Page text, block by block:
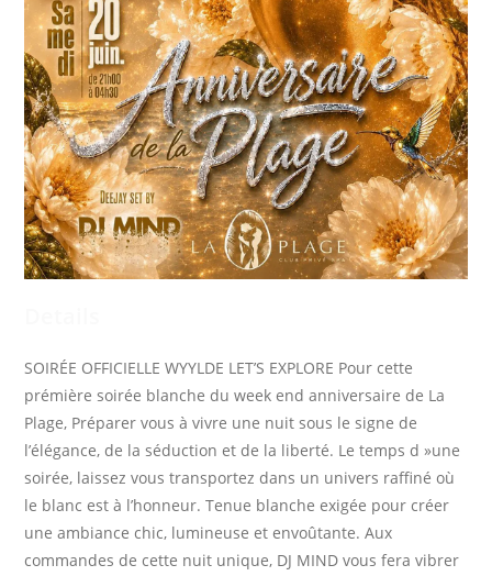
SOIRÉE OFFICIELLE WYYLDE LET’S EXPLORE Pour cette
prémière soirée blanche du week end anniversaire de La
Plage, Préparer vous à vivre une nuit sous le signe de
l’élégance, de la séduction et de la liberté. Le temps d »une
soirée, laissez vous transportez dans un univers raffiné où
le blanc est à l’honneur. Tenue blanche exigée pour créer
une ambiance chic, lumineuse et envoûtante. Aux
commandes de cette nuit unique, DJ MIND vous fera vibrer